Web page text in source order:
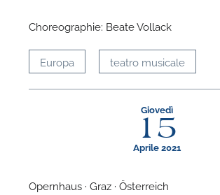
Choreographie: Beate Vollack
Europa teatro musicale
Giovedì
15
Aprile 2021
Opernhaus · Graz · Österreich